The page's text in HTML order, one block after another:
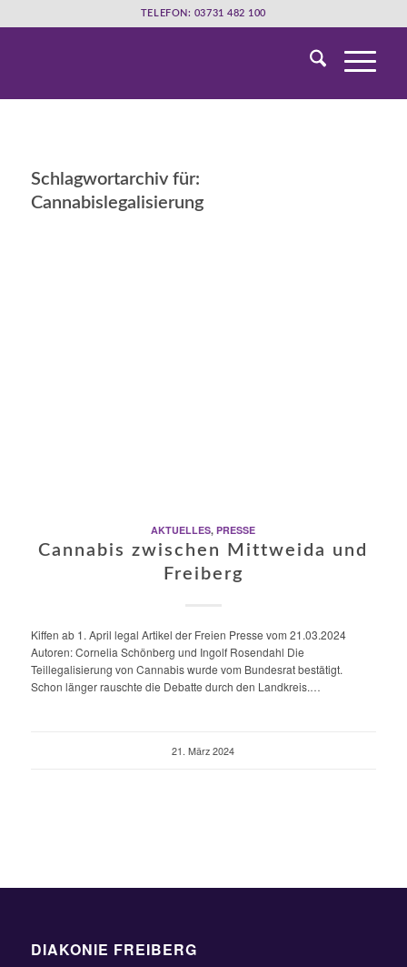
TELEFON: 03731 482 100
Schlagwortarchiv für:
Cannabislegalisierung
AKTUELLES,PRESSE
Cannabis zwischen Mittweida und
Freiberg
Kiffen ab 1. April legal Artikel der Freien Presse vom 21.03.2024
Autoren: Cornelia Schönberg und Ingolf Rosendahl Die
Teillegalisierung von Cannabis wurde vom Bundesrat bestätigt.
Schon länger rauschte die Debatte durch den Landkreis.…
21. März 2024
DIAKONIE FREIBERG